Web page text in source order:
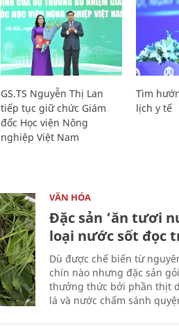
GS.TS Nguyễn Thị Lan
tiếp tục giữ chức Giám
đốc Học viện Nông
nghiệp Việt Nam
Tìm
lịch y tế
VĂN HÓA
Đặc sản ‘ăn tươi
loại nước sốt đọc
Dù được chế biến từ
chín nào nhưng đặc sản
thưởng thức bởi phần thịt
lá và nước chấm sánh